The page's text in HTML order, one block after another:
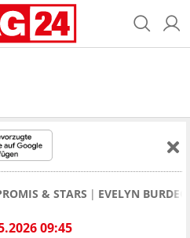
& STARS EVELYN
09:45